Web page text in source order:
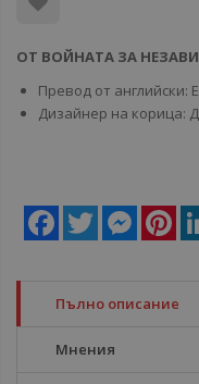
ОТ ВОЙНАТА ЗА
Превод от английски:
Дизайнер на корица:
Facebook
Twitter
Пълно описание
Мнения